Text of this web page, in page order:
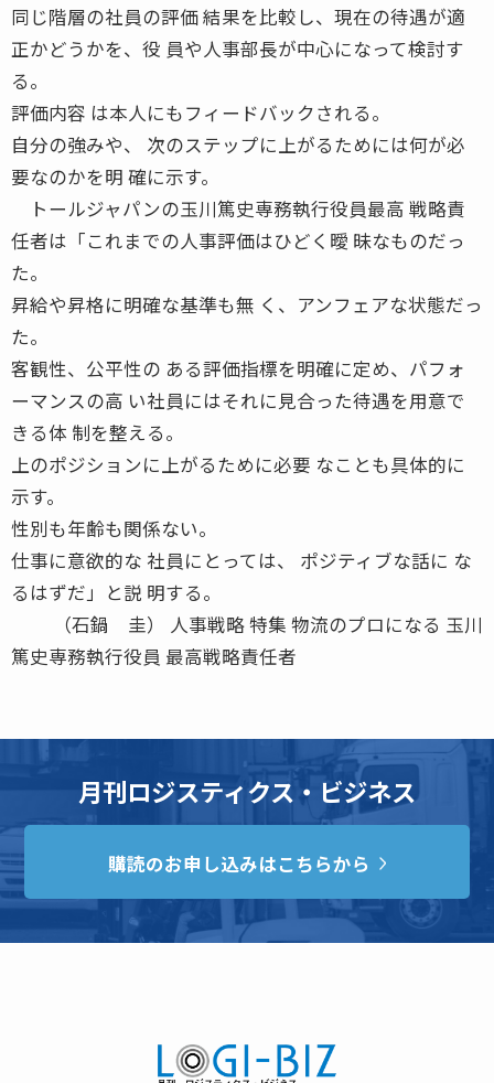
同じ階層の社員の評価 結果を比較し、現在の待遇が適
正かどうかを、役 員や人事部長が中心になって検討す
る。
評価内容 は本人にもフィードバックされる。
自分の強みや、 次のステップに上がるためには何が必
要なのかを明 確に示す。
トールジャパンの玉川篤史専務執行役員最高 戦略責
任者は「これまでの人事評価はひどく曖 昧なものだっ
た。
昇給や昇格に明確な基準も無 く、アンフェアな状態だっ
た。
客観性、公平性の ある評価指標を明確に定め、パフォ
ーマンスの高 い社員にはそれに見合った待遇を用意で
きる体 制を整える。
上のポジションに上がるために必要 なことも具体的に
示す。
性別も年齢も関係ない。
仕事に意欲的な 社員にとっては、 ポジティブな話に な
るはずだ」と説 明する。
（石鍋 圭） 人事戦略 特集 物流のプロになる 玉川
篤史専務執行役員 最高戦略責任者
月刊ロジスティクス・ビジネス
購読のお申し込みはこちらから